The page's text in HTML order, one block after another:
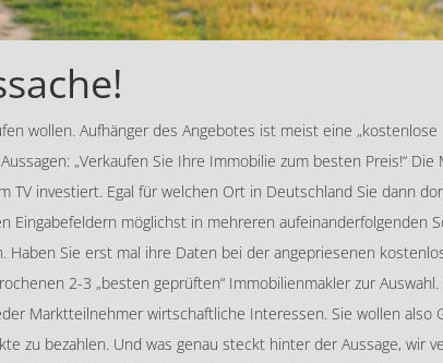
wollen. Aufhänger des Angebotes ist meist eine „kostenlose
„Verkaufen Sie Ihre Immobilie zum besten Preis!“
investiert. Egal für welchen Ort in Deutschland Sie dann
möglichst in mehreren aufeinanderfolgenden
Sie erst mal ihre Daten bei der angepriesenen
2-3 „besten geprüften“ Immobilienmakler zur
Marktteilnehmer wirtschaftliche Interessen. Sie wollen also
zu bezahlen. Und was genau steckt hinter der Aussage, wir